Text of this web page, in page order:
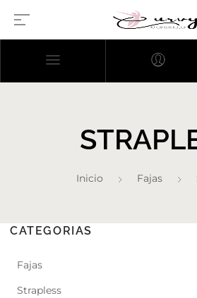
Millions of people
Inicio Fajas
CATEGORIAS
Fajas
Strapless